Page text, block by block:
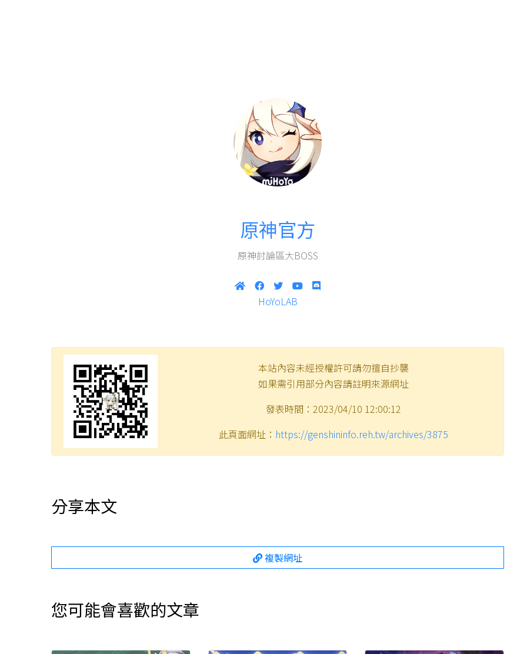
原神官方
原神討論區大BOSS
HoYoLAB
本站內容未經授權許可請勿擅自抄襲
如果需引用部分內容請註明來源網址
發表時間：2023/04/10 12:00:12
此頁面網址： https://genshininfo.reh.tw/archives/3875
分享本文
複製網址
您可能會喜歡的文章